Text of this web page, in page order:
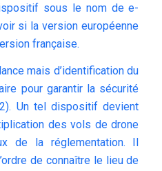
sous le nom de e-
si la version européenne
française.
mais d’identification du
pour garantir la sécurité
). Un tel dispositif devient
des vols de drone
de la réglementation. Il
de connaître le lieu de